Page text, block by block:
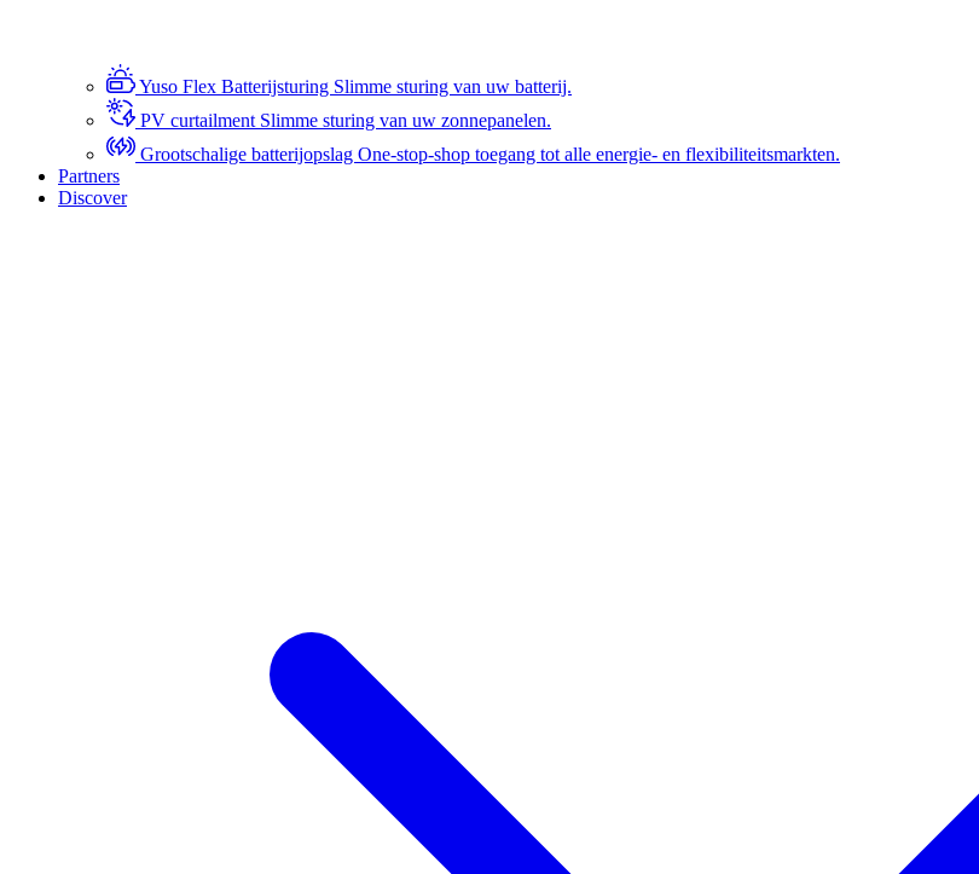
Yuso Flex Batterijsturing Slimme sturing van uw batterij.
PV curtailment Slimme sturing van uw zonnepanelen.
Grootschalige batterijopslag One-stop-shop toegang tot alle energie- en flexibiliteitsmarkten.
Partners
Discover